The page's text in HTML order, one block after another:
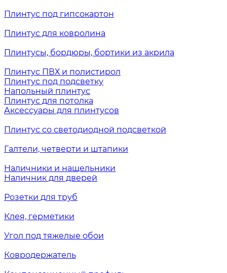
Плинтус под гипсокартон
Плинтус для ковролина
Плинтусы, бордюры, бортики из акрила
Плинтус ПВХ и полистирол
Плинтус под подсветку
Напольный плинтус
Плинтус для потолка
Аксессуары для плинтусов
Плинтус со светодиодной подсветкой
Галтели, четверти и штапики
Наличники и нащельники
Наличник для дверей
Розетки для труб
Клея, герметики
Угол под тяжелые обои
Ковродержатель